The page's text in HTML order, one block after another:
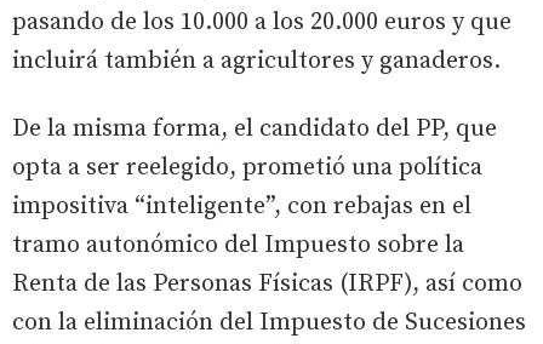
pasando de los 10.000 a los 20.000 euros y que
incluirá también a agricultores y ganaderos.
De la misma forma, el candidato del PP, que
opta a ser reelegido, prometió una política
impositiva “inteligente”, con rebajas en el
tramo autonómico del Impuesto sobre la
Renta de las Personas Físicas (IRPF), así como
con la eliminación del Impuesto de Sucesiones